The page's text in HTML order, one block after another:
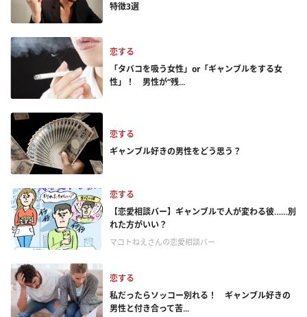
特徴3選
恋する
「タバコを吸う女性」or「ギャンブルをする女
性」！ 男性が“残...
恋する
ギャンブル好きの男性をどう思う？
恋する
【恋愛相談バー】ギャンブルで人が変わる彼……別
れた方がいい？
マコトねえさんの恋愛相談バー
恋する
私だったらソッコー別れる！ ギャンブル好きの
男性と付き合って苦...